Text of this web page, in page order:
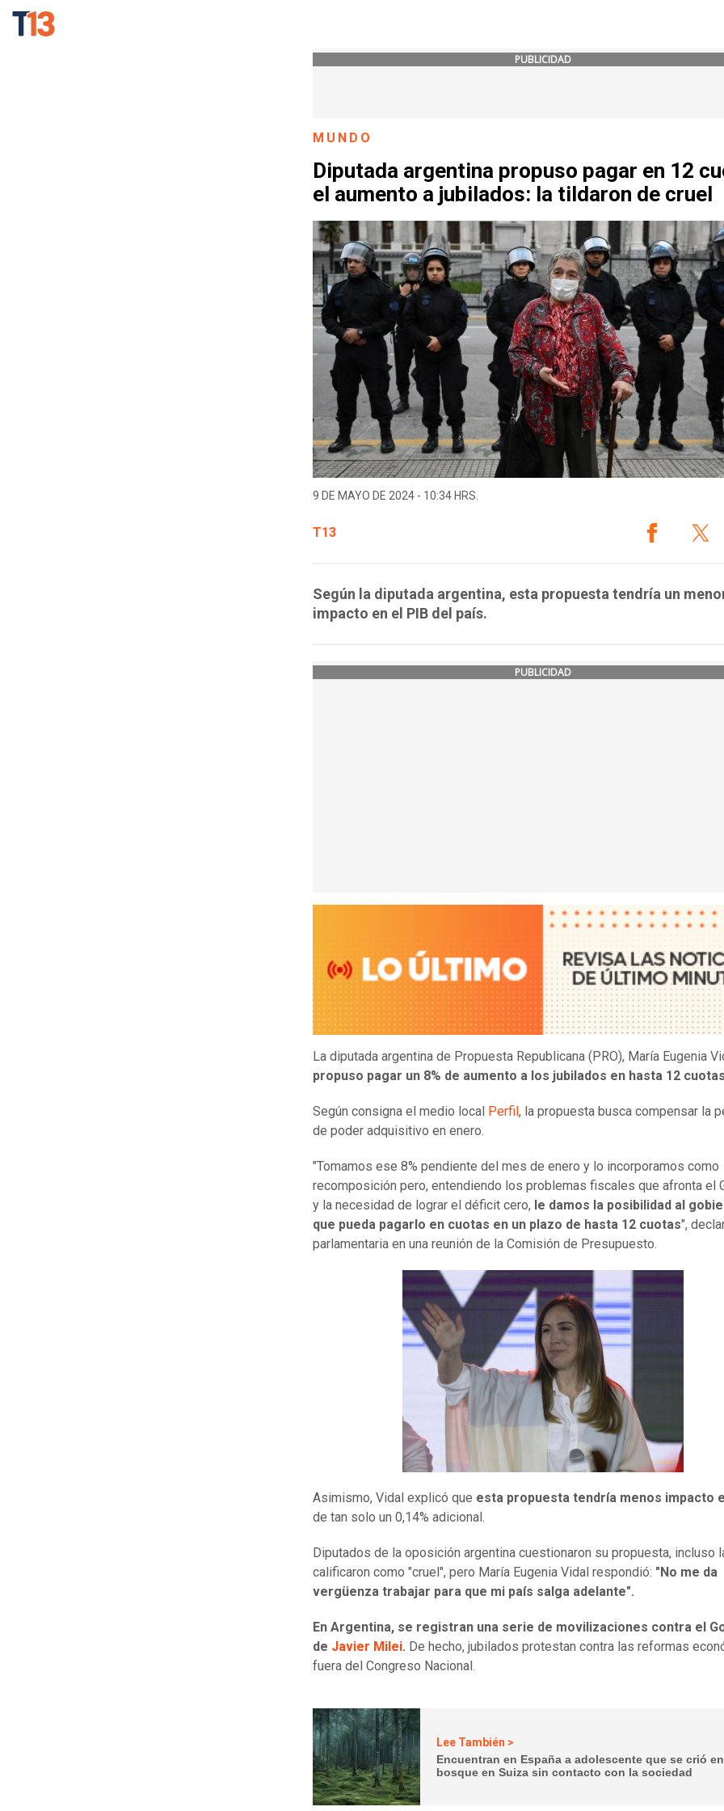
PUBLICIDAD
MUNDO
Diputada argentina propuso pagar en 12
el aumento a jubilados: la tildaron de cruel
9 DE MAYO DE 2024 - 10:34 HRS.
T13
Según la diputada argentina, esta propuesta tendría un
impacto en el PIB del país.
PUBLICIDAD
La diputada argentina de Propuesta Republicana (PRO), María Eugenia
propuso pagar un 8% de aumento a los jubilados en hasta 12
Según consigna el medio local Perfil , la propuesta busca compensar la
de poder adquisitivo en enero.
"Tomamos ese 8% pendiente del mes de enero y lo incorporamos como
recomposición pero, entendiendo los problemas fiscales que afronta el
y la necesidad de lograr el déficit cero, le damos la posibilidad al
que pueda pagarlo en cuotas en un plazo de hasta 12 cuotas",
parlamentaria en una reunión de la Comisión de Presupuesto.
Asimismo, Vidal explicó que esta propuesta tendría menos impacto
de tan solo un 0,14% adicional.
Diputados de la oposición argentina cuestionaron su propuesta, incluso
calificaron como "cruel", pero María Eugenia Vidal respondió: "No me da
vergüenza trabajar para que mi país salga adelante".
En Argentina, se registran una serie de movilizaciones contra el
de Javier Milei. De hecho, jubilados protestan contra las reformas
fuera del Congreso Nacional.
Lee También >
Encuentran en España a adolescente que se crió
bosque en Suiza sin contacto con la sociedad